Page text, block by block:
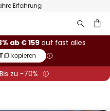
Erfahrung
ab € 159auf fast alles
kopieren
Bis zu -70%